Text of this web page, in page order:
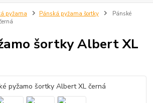
pyžama Pánská pyžama šortky
Pánské
šortky Albert XL